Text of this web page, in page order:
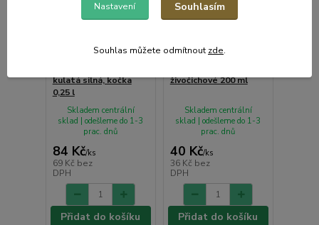
kulatá silná, kočka
0,25 l
84 Kč/ks
69 Kč bez
DPH
Skladem centrální
sklad | odešleme do 1-3
prac. dnů
Přidat do košíku
živočichové 200 ml
40 Kč/ks
36 Kč bez
DPH
Skladem centrální
sklad | odešleme do 1-3
prac. dnů
Přidat do košíku
Nastavení Souhlasím
Souhlas můžete odmítnout zde.